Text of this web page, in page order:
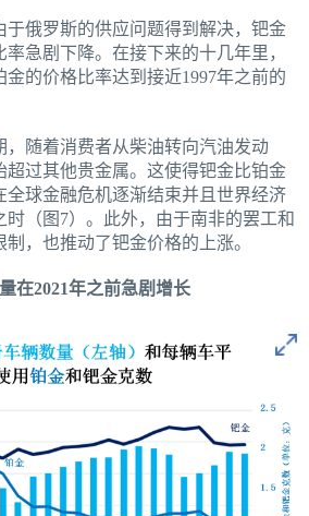
于俄罗斯的供应问题得到解决，钯金
急剧下降。在接下来的十几年里，
的价格比率达到接近1997年之前的
，随着消费者从柴油转向汽油发动
超过其他贵金属。这使得钯金比铂金
全球金融危机逐渐结束并且世界经济
（图7）。此外，由于南非的罢工和
，也推动了钯金价格的上涨。
在2021年之前急剧增长